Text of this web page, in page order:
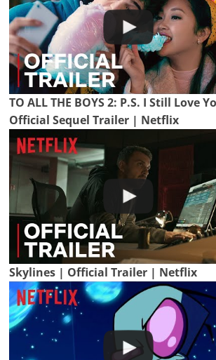
TO ALL THE BOYS 2: P.S. I Still Love
Official Sequel Trailer | Netflix
Skylines | Official Trailer | Netflix